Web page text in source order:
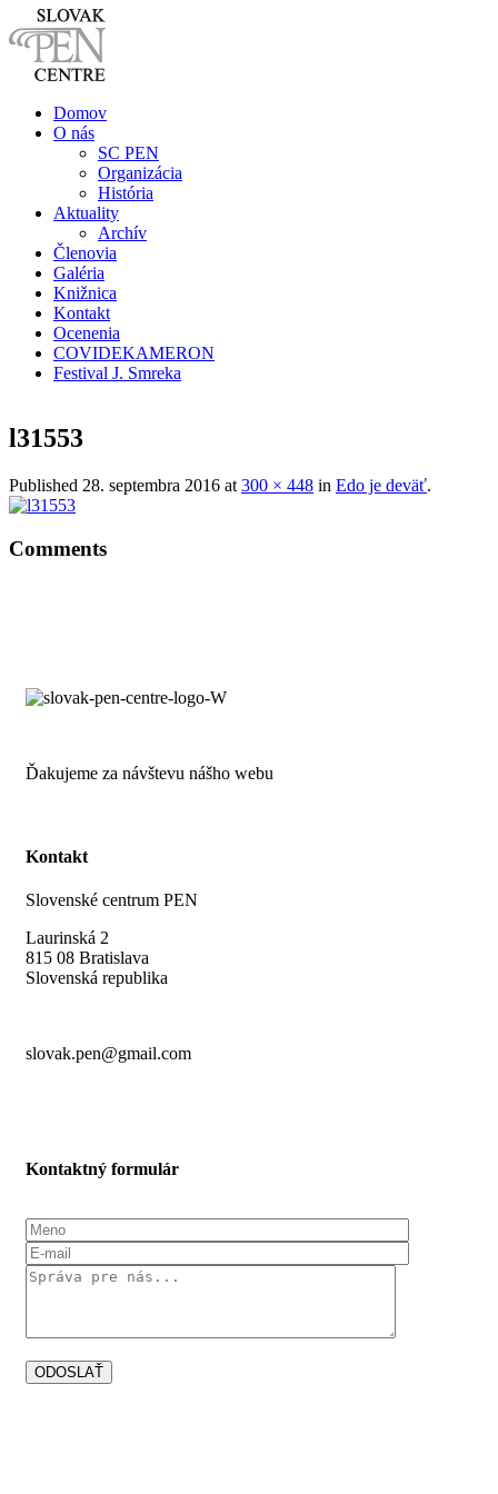
Domov
O nás
SC PEN
Organizácia
História
Aktuality
Archív
Členovia
Galéria
Knižnica
Kontakt
Ocenenia
COVIDEKAMERON
Festival J. Smreka
l31553
Published 28. septembra 2016 at 300 × 448 in Edo je deväť.
Comments
Ďakujeme za návštevu nášho webu
Kontakt
Slovenské centrum PEN
Laurinská 2
815 08 Bratislava
Slovenská republika
slovak.pen@gmail.com
Kontaktný formulár